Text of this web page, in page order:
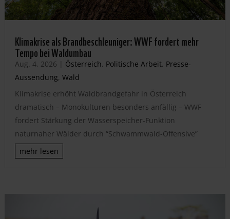
Klimakrise als Brandbeschleuniger: WWF fordert mehr
Tempo bei Waldumbau
Aug. 4, 2026 | Österreich, Politische Arbeit, Presse-
Aussendung, Wald
Klimakrise erhöht Waldbrandgefahr in Österreich
dramatisch – Monokulturen besonders anfällig – WWF
fordert Stärkung der Wasserspeicher-Funktion
naturnaher Wälder durch “Schwammwald-Offensive”
mehr lesen